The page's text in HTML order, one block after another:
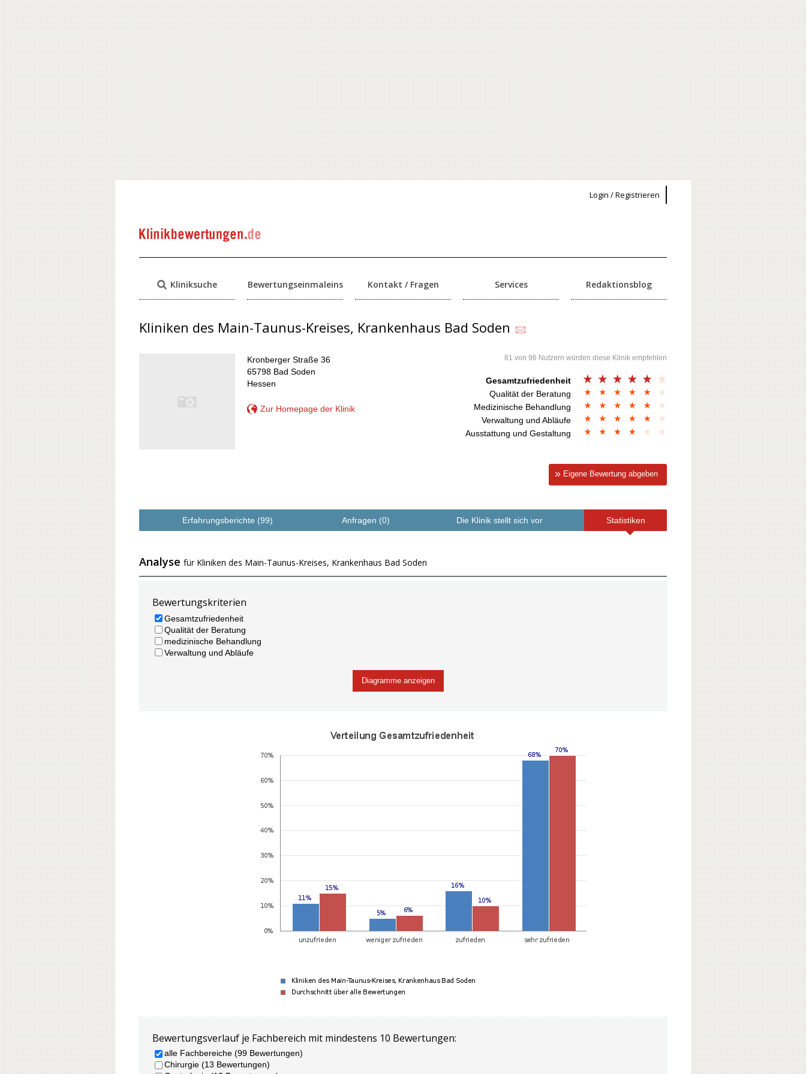
Login / Registrieren
Kliniksuche Bewertungseinmaleins Kontakt / Fragen Services Redaktionsblog
Kliniken des Main-Taunus-Kreises, Krankenhaus Bad Soden
Kronberger Straße 36
65798 Bad Soden
Hessen
Zur Homepage der Klinik
81 von 96 Nutzern würden diese Klinik empfehlen
Gesamtzufriedenheit
Qualität der Beratung
Medizinische Behandlung
Verwaltung und Abläufe
Ausstattung und Gestaltung
Eigene Bewertung abgeben
Erfahrungsberichte (99) Anfragen (0) Die Klinik stellt sich vor Statistiken
Analyse für Kliniken des Main-Taunus-Kreises, Krankenhaus Bad Soden
Bewertungskriterien
Gesamtzufriedenheit
Qualität der Beratung
medizinische Behandlung
Verwaltung und Abläufe
Bewertungsverlauf je Fachbereich mit mindestens 10 Bewertungen:
alle Fachbereiche (99 Bewertungen)
Chirurgie (13 Bewertungen)